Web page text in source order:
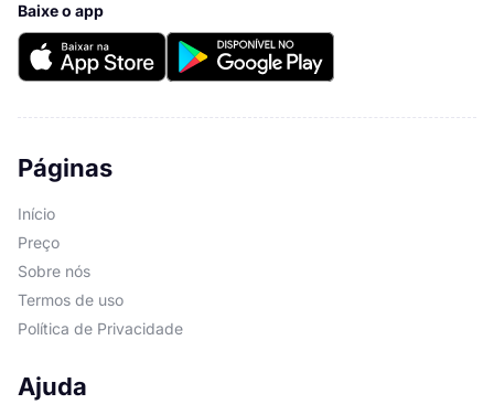
Baixe o app
Páginas
Início
Preço
Sobre nós
Termos de uso
Política de Privacidade
Ajuda